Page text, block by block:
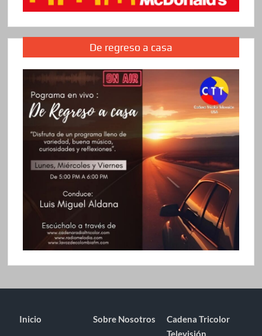
De regreso a casa
Inicio Sobre Nosotros
Cadena Tricolor
Televisión